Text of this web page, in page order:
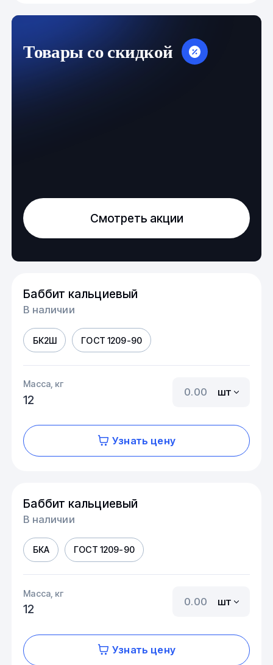
Товары со скидкой
Смотреть акции
Баббит кальциевый
В наличии
БК2Ш ГОСТ 1209-90
Масса, кг
12
шт
Узнать цену
Баббит кальциевый
В наличии
БКА ГОСТ 1209-90
Масса, кг
12
шт
Узнать цену